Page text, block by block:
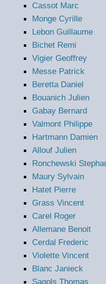
Cassot Marc
Monge Cyrille
Lebon Guillaume
Bichet Remi
Vigier Geoffrey
Messe Patrick
Beretta Daniel
Bouanich Julien
Gabay Bernard
Valmont Philippe
Hartmann Damien
Allouf Julien
Ronchewski
Maury Sylvain
Hatet Pierre
Grass Vincent
Carel Roger
Allemane Benoit
Cerdal Frederic
Violette Vincent
Blanc Janieck
Sagols Thomas